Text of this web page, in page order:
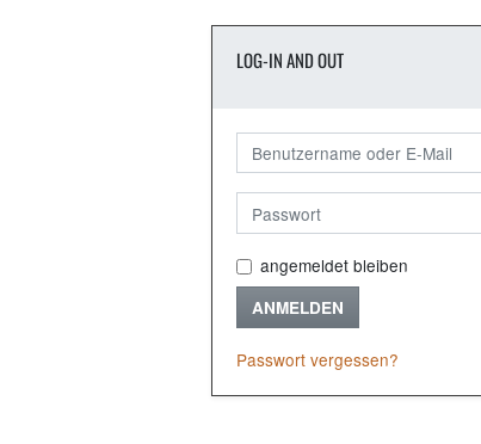
LOG-IN AND OUT
angemeldet bleiben
ANMELDEN
Passwort vergessen?